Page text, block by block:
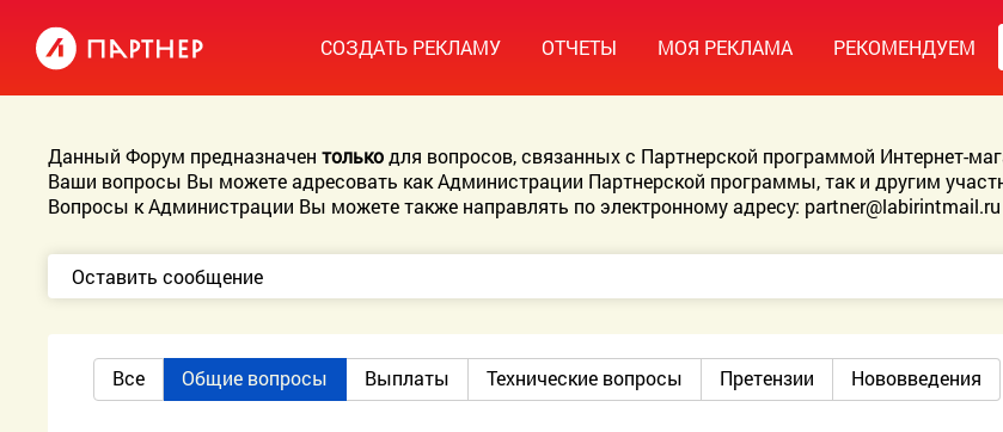
СОЗДАТЬ РЕКЛАМУ ОТЧЕТЫ МОЯ РЕКЛАМА РЕКОМЕНДУЕМ
Данный Форум предназначентолькодля вопросов, связанных с Партнерской программой Интернет-
Ваши вопросы Вы можете адресовать как Администрации Партнерской программы, так и другим
Вопросы к Администрации Вы можете также направлять по электронному адресу: partner@labirintmail.ru
Оставить сообщение
Все Общие вопросы Выплаты Технические вопросы Претензии Нововведения